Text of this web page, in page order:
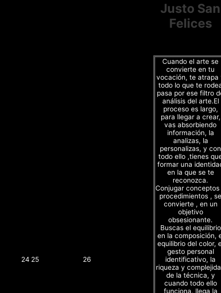
24 25 26
Justo San
Felices
Cuando el arte se
convierte en tu
vocación, te atrapa
todo lo que te
pasa por ese filtro
análisis del arte.El
proceso es largo,
para llegar a crear,
vas absorbiendo
información, la
analizas, la
personalizas, y con
todo ello ,tienes
formar una
en la que se te
reconozca.
Conjugar
procedimientos , se
convierte , en un
objetivo
obsesionante.
Buscas el equilibrio
en la composición,
equilibrio del color,
gesto personal
identificativo, la
riqueza y
de la técnica, y
cuando todo ello
funciona, llega la